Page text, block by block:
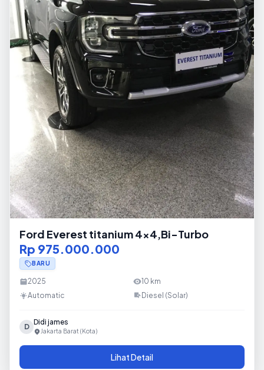
Ford Everest titanium 4x4,Bi-Turbo
Rp 975.000.000
BARU
2025 10 km
Automatic
Diesel (Solar)
D Didi james
Jakarta Barat (Kota)
Lihat Detail